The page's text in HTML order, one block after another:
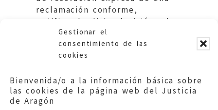
Gestionar el
consentimiento de las
cookies
Bienvenida/o a la información básica sobre
las cookies de la página web del Justicia
de Aragón
reclamación conforme,
notificando dicha decisión a los
interesados.